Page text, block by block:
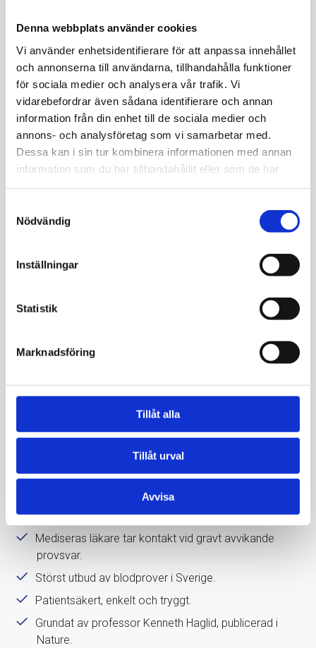
Denna webbplats använder cookies
Vi använder enhetsidentifierare för att anpassa innehållet
och annonserna till användarna, tillhandahålla funktioner
för sociala medier och analysera vår trafik. Vi
vidarebefordrar även sådana identifierare och annan
information från din enhet till de sociala medier och
annons- och analysföretag som vi samarbetar med.
Dessa kan i sin tur kombinera informationen med annan
information som du har tillhandahållit eller som de har
Nödvändig
Inställningar
Statistik
Marknadsföring
Tillåt alla
Tillåt urval
Avvisa
Beställ Allergitest banan
Beställ hälsokontroll eller
skräddarsy remissen
Ta blodprovet direkt, på ett provtagningsställe nära dig.
Provtagning drop-in
Ta del av ditt provresultat och läkarkommentar med
Beställ färdigt paket eller skräddarsy din egna
remiss utan att behöva skapa ett konto/ladda ner en
provtagningsställe nära dig.
Blodprovstagning med hög klinisk standard i
samarbete med bl.a. Karolinska
Universitetslaboratoriet.
Kommentar från Mediseras läkare ingår alltid,
provsvar inom 1-5 dagar.
Mediseras läkare tar kontakt vid gravt avvikande
provsvar.
Störst utbud av blodprover i Sverige.
Patientsäkert, enkelt och tryggt.
Grundat av professor Kenneth Haglid, publicerad i
Nature.